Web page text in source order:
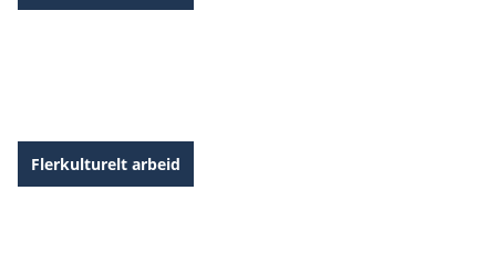
Flerkulturelt arbeid